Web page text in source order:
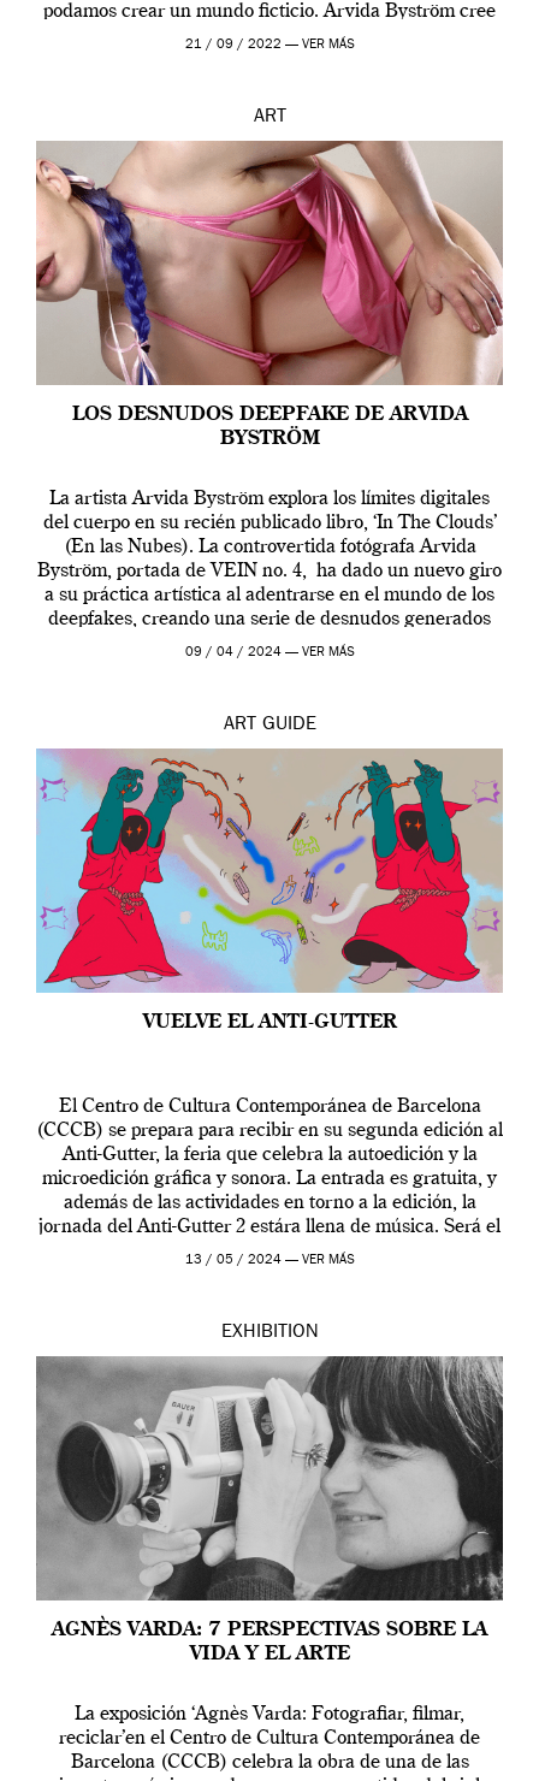
podamos crear un mundo ficticio. Arvida Byström cree
que los humanos tienen un complejo […]
21 / 09 / 2022 — VER MÁS
ART
LOS DESNUDOS DEEPFAKE DE ARVIDA
BYSTRÖM
La artista Arvida Byström explora los límites digitales
del cuerpo en su recién publicado libro, ‘In The Clouds’
(En las Nubes). La controvertida fotógrafa Arvida
Byström, portada de VEIN no. 4, ha dado un nuevo giro
a su práctica artística al adentrarse en el mundo de los
deepfakes, creando una serie de desnudos generados
por […]
09 / 04 / 2024 — VER MÁS
ART GUIDE
VUELVE EL ANTI-GUTTER
El Centro de Cultura Contemporánea de Barcelona
(CCCB) se prepara para recibir en su segunda edición al
Anti-Gutter, la feria que celebra la autoedición y la
microedición gráfica y sonora. La entrada es gratuita, y
además de las actividades en torno a la edición, la
jornada del Anti-Gutter 2 estára llena de música. Será el
[…]
13 / 05 / 2024 — VER MÁS
EXHIBITION
AGNÈS VARDA: 7 PERSPECTIVAS SOBRE LA
VIDA Y EL ARTE
La exposición ‘Agnès Varda: Fotografiar, filmar,
reciclar’en el Centro de Cultura Contemporánea de
Barcelona (CCCB) celebra la obra de una de las